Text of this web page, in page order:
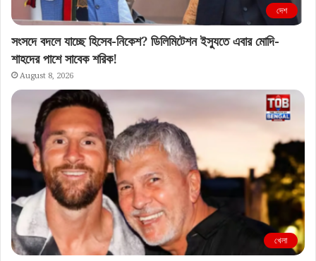
দেশ
সংসদে বদলে যাচ্ছে হিসেব-নিকেশ? ডিলিমিটেশন ইস্যুতে এবার মোদি-
শাহদের পাশে সাবেক শরিক!
August 8, 2026
খেলা